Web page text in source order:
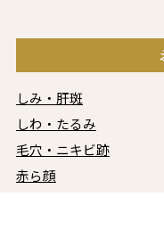
しみ・肝斑
しわ・たるみ
毛穴・ニキビ跡
赤ら顔